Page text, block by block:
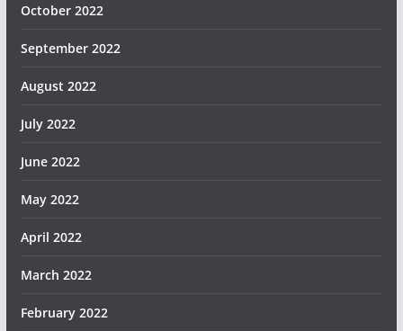
October 2022
September 2022
August 2022
July 2022
June 2022
May 2022
April 2022
March 2022
February 2022